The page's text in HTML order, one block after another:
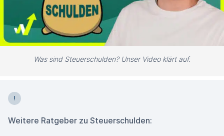
Was sind Steuerschulden? Unser Video klärt auf.
Weitere Ratgeber zu Steuerschulden: